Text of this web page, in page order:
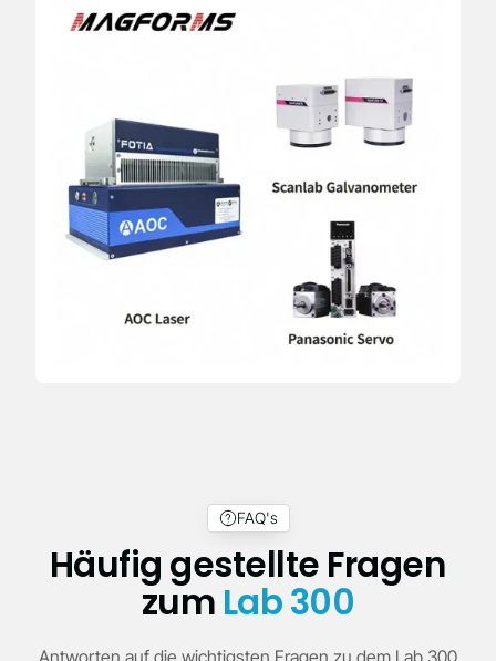
FAQ's
Häufig gestellte Fragen
zum Lab 300